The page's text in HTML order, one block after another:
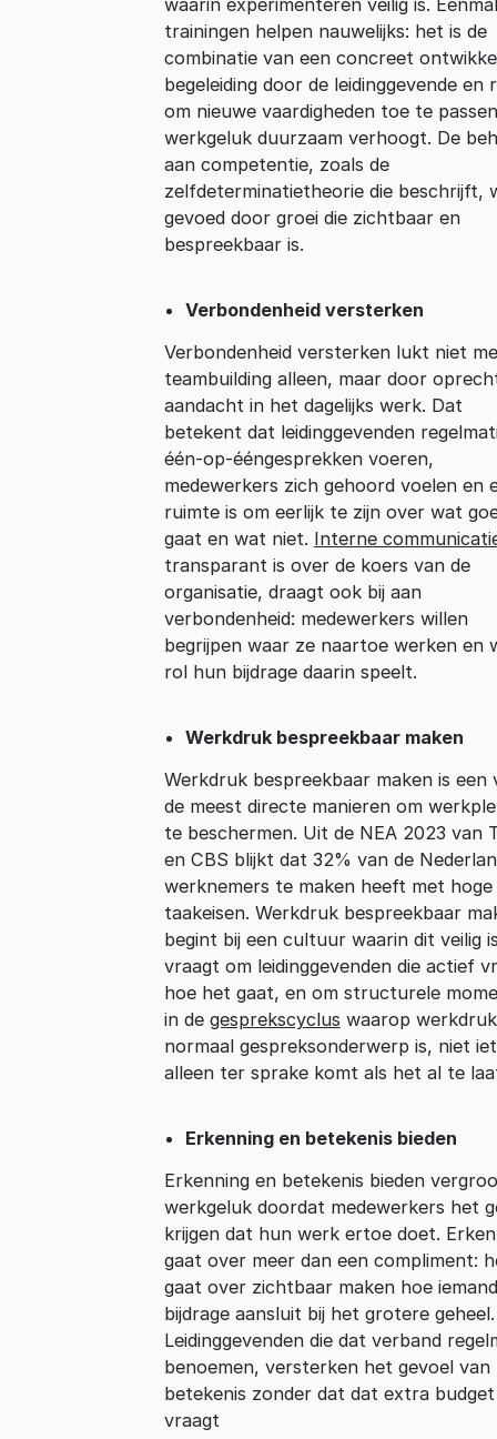
trainingen helpen nauwelijks: het is de
combinatie van een concreet
begeleiding door de leidinggevende en
om nieuwe vaardigheden toe te
werkgeluk duurzaam verhoogt. De
aan competentie, zoals de
zelfdeterminatietheorie die beschrijft,
gevoed door groei die zichtbaar en
bespreekbaar is.
Verbondenheid versterken
Verbondenheid versterken lukt niet
teambuilding alleen, maar door
aandacht in het dagelijks werk. Dat
betekent dat leidinggevenden
één-op-ééngesprekken voeren,
medewerkers zich gehoord voelen en
ruimte is om eerlijk te zijn over wat
gaat en wat niet. Interne
transparant is over de koers van de
organisatie, draagt ook bij aan
verbondenheid: medewerkers willen
begrijpen waar ze naartoe werken en
rol hun bijdrage daarin speelt.
Werkdruk bespreekbaar maken
Werkdruk bespreekbaar maken is een
de meest directe manieren om
te beschermen. Uit de NEA 2023 van
en CBS blijkt dat 32% van de
werknemers te maken heeft met hoge
taakeisen. Werkdruk bespreekbaar
begint bij een cultuur waarin dit veilig
vraagt om leidinggevenden die actief
hoe het gaat, en om structurele
in de gesprekscyclus waarop
normaal gespreksonderwerp is, niet
alleen ter sprake komt als het al te
Erkenning en betekenis bieden
Erkenning en betekenis bieden
werkgeluk doordat medewerkers het
krijgen dat hun werk ertoe doet.
gaat over meer dan een compliment:
gaat over zichtbaar maken hoe
bijdrage aansluit bij het grotere geheel.
Leidinggevenden die dat verband
benoemen, versterken het gevoel van
betekenis zonder dat dat extra budget
vraagt